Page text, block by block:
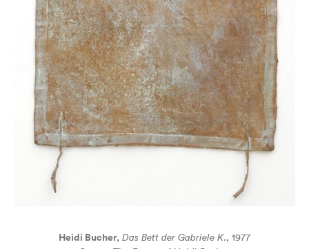
Heidi Bucher, Das Bett der Gabriele K., 1977